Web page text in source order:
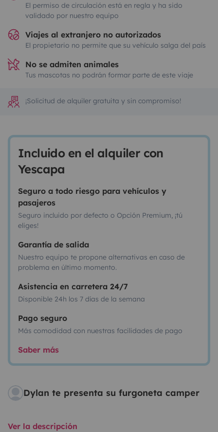
El permiso de circulación está en regla y ha sido
validado por nuestro equipo
Viajes al extranjero no autorizados
El propietario no permite que su vehículo salga del país
No se admiten animales
Tus mascotas no podrán formar parte de este viaje
¡Solicitud de alquiler gratuita y sin compromiso!
Incluido en el alquiler con
Yescapa
Seguro a todo riesgo para vehículos y
pasajeros
Seguro incluido por defecto o Opción Premium, ¡tú
eliges!
Garantía de salida
Nuestro equipo te propone alternativas en caso de
problema en último momento.
Asistencia en carretera 24/7
Disponible 24h los 7 días de la semana
Pago seguro
Más comodidad con nuestras facilidades de pago
Saber más
Dylan te presenta su furgoneta camper
Ver la descripción